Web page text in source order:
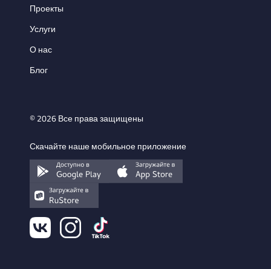
Проекты
Услуги
О нас
Блог
© 2026 Все права защищены
Скачайте наше мобильное приложение